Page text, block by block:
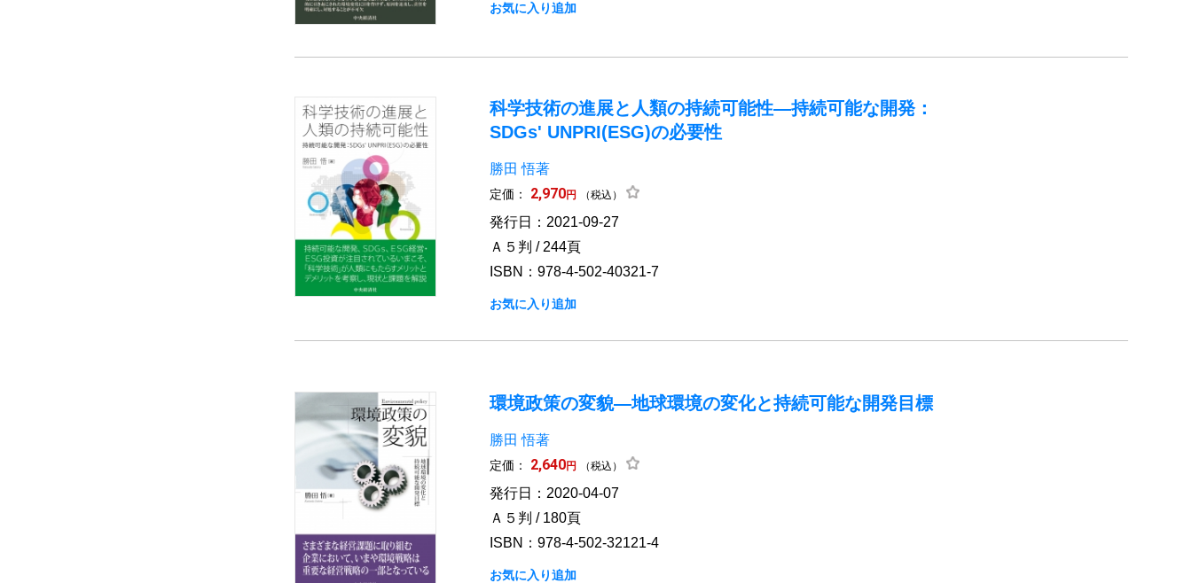
お気に入り追加
科学技術の進展と人類の持続可能性―持続可能な開発：
SDGs' UNPRI(ESG)の必要性
勝田 悟著
定価： 2,970円 （税込）
発行日：2021-09-27
Ａ５判 / 244頁
ISBN：978-4-502-40321-7
お気に入り追加
環境政策の変貌―地球環境の変化と持続可能な開発目標
勝田 悟著
定価： 2,640円 （税込）
発行日：2020-04-07
Ａ５判 / 180頁
ISBN：978-4-502-32121-4
お気に入り追加